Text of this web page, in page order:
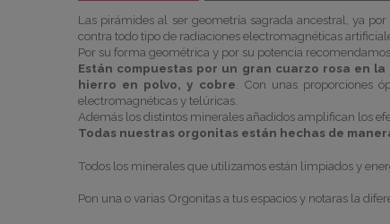
Las pirámides al ser geometría sagrada ancestral, ya
contra todo tipo de radiaciones electromagnéticas
Por su forma geométrica y por su potencia
Están compuestas por un gran cuarzo rosa en
hierro en polvo, y cobre. Con unas proporciones
electromagnéticas y telúricas.
Además los distintos minerales añadidos amplifican los
Todas nuestras orgonitas están hechas de
Todos los minerales que utilizamos están limpiados y
Pon una o varias Orgonitasa tus espacios y notaras la